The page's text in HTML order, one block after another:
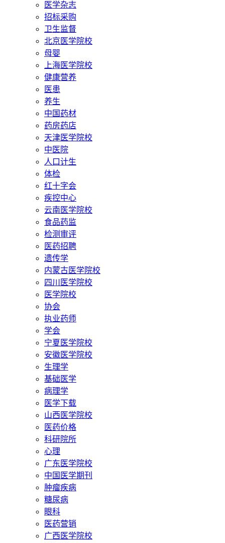
医学杂志
招标采购
卫生监督
北京医学院校
母婴
上海医学院校
健康营养
医患
养生
中国药材
药房药店
天津医学院校
中医院
人口计生
体检
红十字会
疾控中心
云南医学院校
食品药监
检测审评
医药招聘
遗传学
内蒙古医学院校
四川医学院校
医学院校
协会
执业药师
学会
宁夏医学院校
安徽医学院校
生理学
基础医学
病理学
医学下载
山西医学院校
医药价格
科研院所
心理
广东医学院校
中国医学期刊
肿瘤疾病
糖尿病
眼科
医药营销
广西医学院校